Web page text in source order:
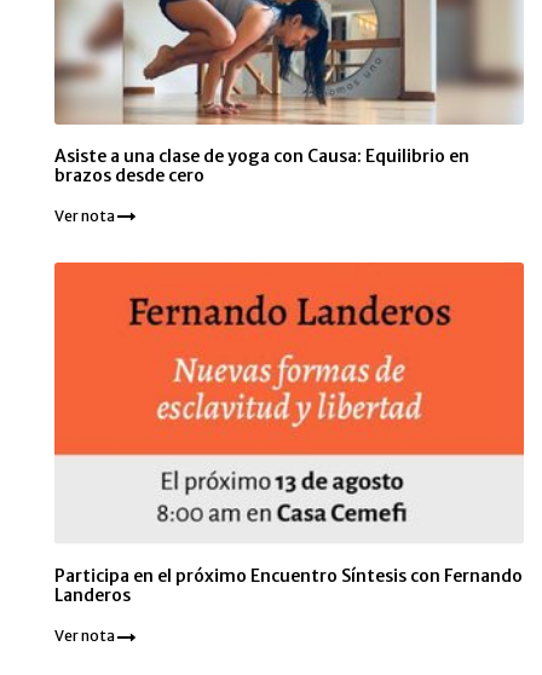
Asiste a una clase de yoga con Causa: Equilibrio en
brazos desde cero
Ver nota
Participa en el próximo Encuentro Síntesis con Fernando
Landeros
Ver nota